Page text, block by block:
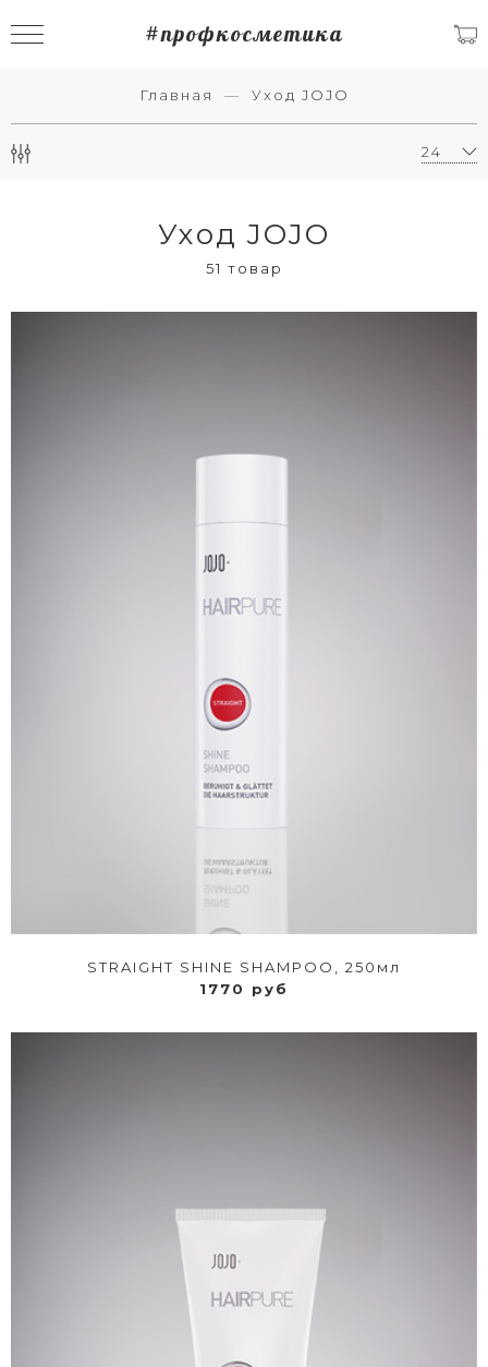
#профкосметика
Главная Уход JOJO
Уход JOJO
51 товар
STRAIGHT SHINE SHAMPOO, 250мл
1770 руб